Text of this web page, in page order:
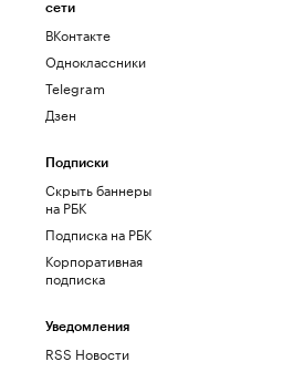
сети
ВКонтакте
Одноклассники
Telegram
Дзен
Подписки
Скрыть баннеры
на РБК
Подписка на РБК
Корпоративная
подписка
Уведомления
RSS Новости